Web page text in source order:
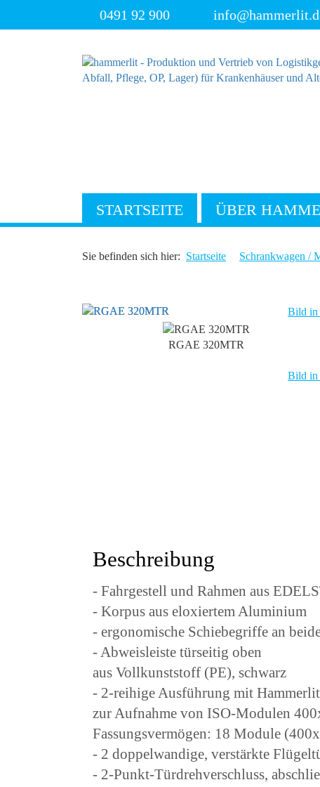
0491 92 900
STARTSEITE ÜBER
Sie befinden sich hier: Startseite Schrankwagen /
Bild in
RGAE 320MTR
Bild in
Beschreibung
- Fahrgestell und Rahmen aus
- Korpus aus eloxiertem Aluminium
- ergonomische Schiebegriffe an
- Abweisleiste türseitig oben
aus Vollkunststoff (PE), schwarz
- 2-reihige Ausführung mit
zur Aufnahme von ISO-Modulen
Fassungsvermögen: 18 Module
- 2 doppelwandige, verstärkte
- 2-Punkt-Türdrehverschluss,